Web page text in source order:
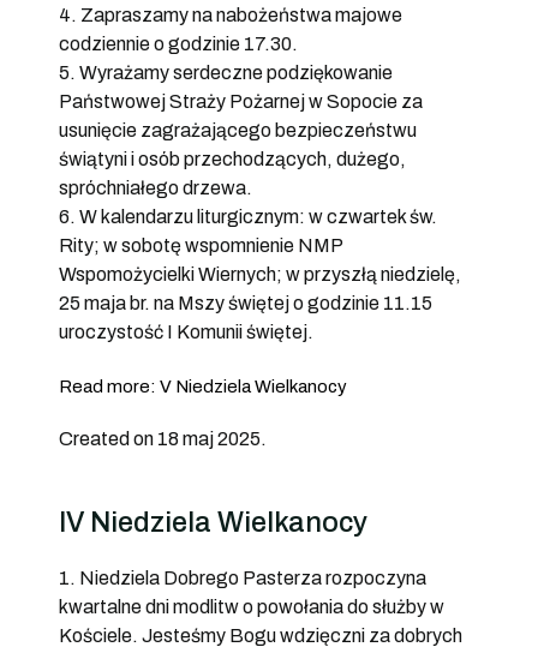
4. Zapraszamy na nabożeństwa majowe
codziennie o godzinie 17.30.
5. Wyrażamy serdeczne podziękowanie
Państwowej Straży Pożarnej w Sopocie za
usunięcie zagrażającego bezpieczeństwu
świątyni i osób przechodzących, dużego,
spróchniałego drzewa.
6. W kalendarzu liturgicznym: w czwartek św.
Rity; w sobotę wspomnienie NMP
Wspomożycielki Wiernych; w przyszłą niedzielę,
25 maja br. na Mszy świętej o godzinie 11.15
uroczystość I Komunii świętej.
Read more: V Niedziela Wielkanocy
Created on 18 maj 2025.
IV Niedziela Wielkanocy
1. Niedziela Dobrego Pasterza rozpoczyna
kwartalne dni modlitw o powołania do służby w
Kościele. Jesteśmy Bogu wdzięczni za dobrych